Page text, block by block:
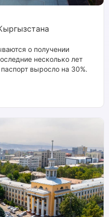
о получении
несколько лет
выросло на 30%.